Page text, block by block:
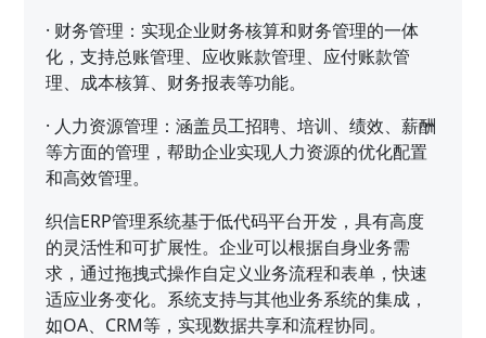
· 财务管理：实现企业财务核算和财务管理的一体
化，支持总账管理、应收账款管理、应付账款管
理、成本核算、财务报表等功能。
· 人力资源管理：涵盖员工招聘、培训、绩效、薪酬
等方面的管理，帮助企业实现人力资源的优化配置
和高效管理。
织信ERP管理系统基于低代码平台开发，具有高度
的灵活性和可扩展性。企业可以根据自身业务需
求，通过拖拽式操作自定义业务流程和表单，快速
适应业务变化。系统支持与其他业务系统的集成，
如OA、CRM等，实现数据共享和流程协同。